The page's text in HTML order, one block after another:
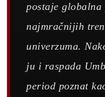
postaje
najmračnijih
univerzuma.
ju i raspada
period poznat